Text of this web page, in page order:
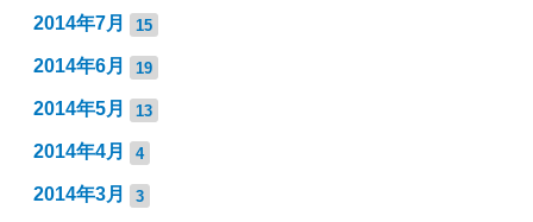
2014年7月 15
2014年6月 19
2014年5月 13
2014年4月 4
2014年3月 3